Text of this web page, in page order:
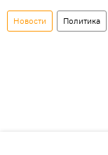
Новости Политика